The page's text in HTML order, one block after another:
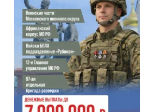
17:10
Специальный концерт «Музыка
балконов» пройдет в Нижнем Новгороде
15 августа
17:06
Опасное сливочное масло обнаружили в
Нижегородской области
17:00